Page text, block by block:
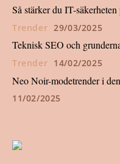
Så stärker du IT-
Trender 29/03/2025
Teknisk SEO och
Trender 14/02/2025
Neo Noir-modetrender i
11/02/2025